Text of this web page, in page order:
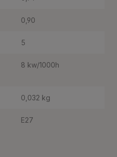
0,90
5
8 kw/1000h
0,032 kg
E27